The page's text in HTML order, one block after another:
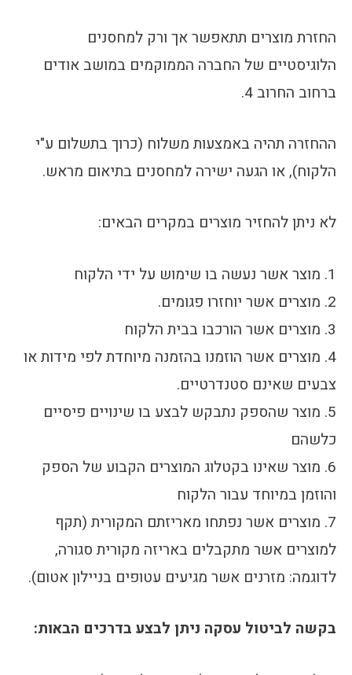
החזרת מוצרים תתאפשר אך ורק למחסנים
הלוגיסטיים של החברה הממוקמים במושב אודים
ברחוב החרוב 4.
ההחזרה תהיה באמצעות משלוח (כרוך בתשלום ע"י
הלקוח), או הגעה ישירה למחסנים בתיאום מראש.
לא ניתן להחזיר מוצרים במקרים הבאים:
1. מוצר אשר נעשה בו שימוש על ידי הלקוח
2. מוצרים אשר יוחזרו פגומים.
3. מוצרים אשר הורכבו בבית הלקוח
4. מוצרים אשר הוזמנו בהזמנה מיוחדת לפי מידות או
צבעים שאינם סטנדרטיים.
5. מוצר שהספק נתבקש לבצע בו שינויים פיסיים
כלשהם
6. מוצר שאינו בקטלוג המוצרים הקבוע של הספק
והוזמן במיוחד עבור הלקוח
7. מוצרים אשר נפתחו מאריזתם המקורית (תקף
למוצרים אשר מתקבלים באריזה מקורית סגורה,
לדוגמה: מזרנים אשר מגיעים עטופים בניילון אטום).
בקשה לביטול עסקה ניתן לבצע בדרכים הבאות: